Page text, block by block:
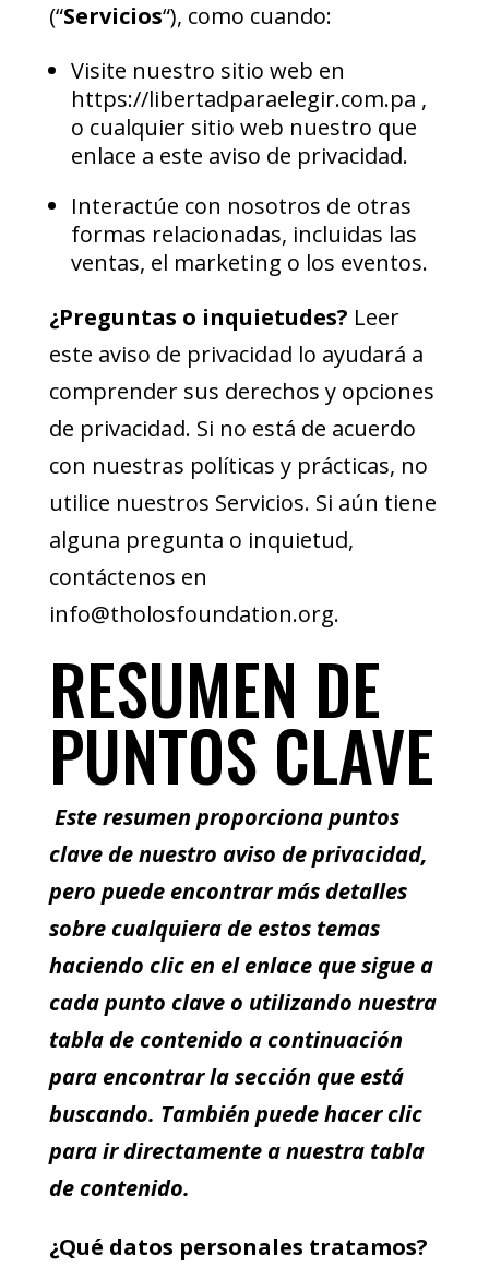
(“Servicios“), como cuando:
Visite nuestro sitio web en
https://libertadparaelegir.com.pa ,
o cualquier sitio web nuestro que
enlace a este aviso de privacidad.
Interactúe con nosotros de otras
formas relacionadas, incluidas las
ventas, el marketing o los eventos.
¿Preguntas o inquietudes? Leer
este aviso de privacidad lo ayudará a
comprender sus derechos y opciones
de privacidad. Si no está de acuerdo
con nuestras políticas y prácticas, no
utilice nuestros Servicios. Si aún tiene
alguna pregunta o inquietud,
contáctenos en
info@tholosfoundation.org.
RESUMEN DE
PUNTOS CLAVE
Este resumen proporciona puntos
clave de nuestro aviso de privacidad,
pero puede encontrar más detalles
sobre cualquiera de estos temas
haciendo clic en el enlace que sigue a
cada punto clave o utilizando nuestra
tabla de contenido a continuación
para encontrar la sección que está
buscando. También puede hacer clic
para ir directamente a nuestra tabla
de contenido.
¿Qué datos personales tratamos?